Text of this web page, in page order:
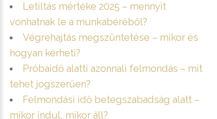
Letiltás mértéke 2025 – mennyit
vonhatnak le a munkabéréből?
Végrehajtás megszüntetése – mikor és
hogyan kérheti?
Próbaidő alatti azonnali felmondás – mit
tehet jogszerűen?
Felmondási idő betegszabadság alatt –
mikor indul, mikor áll?